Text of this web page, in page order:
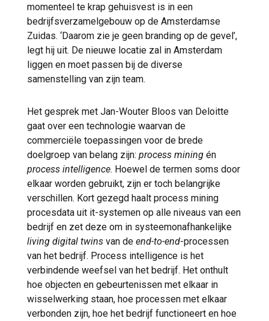
momenteel te krap gehuisvest is in een
bedrijfsverzamelgebouw op de Amsterdamse
Zuidas. ‘Daarom zie je geen branding op de gevel’,
legt hij uit. De nieuwe locatie zal in Amsterdam
liggen en moet passen bij de diverse
samenstelling van zijn team.
Het gesprek met Jan-Wouter Bloos van Deloitte
gaat over een technologie waarvan de
commerciële toepassingen voor de brede
doelgroep van belang zijn: process mining én
process intelligence. Hoewel de termen soms door
elkaar worden gebruikt, zijn er toch belangrijke
verschillen. Kort gezegd haalt process mining
procesdata uit it-systemen op alle niveaus van een
bedrijf en zet deze om in systeemonafhankelijke
living digital twins van de end-to-end-processen
van het bedrijf. Process intelligence is het
verbindende weefsel van het bedrijf. Het onthult
hoe objecten en gebeurtenissen met elkaar in
wisselwerking staan, hoe processen met elkaar
verbonden zijn, hoe het bedrijf functioneert en hoe